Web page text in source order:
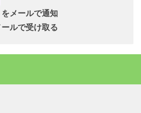
メールで通知
ルで受け取る